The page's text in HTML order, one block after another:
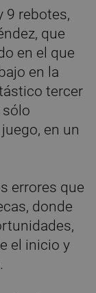
9 rebotes,
que
en el que
en la
tercer
sólo
en un
errores que
donde
el inicio y